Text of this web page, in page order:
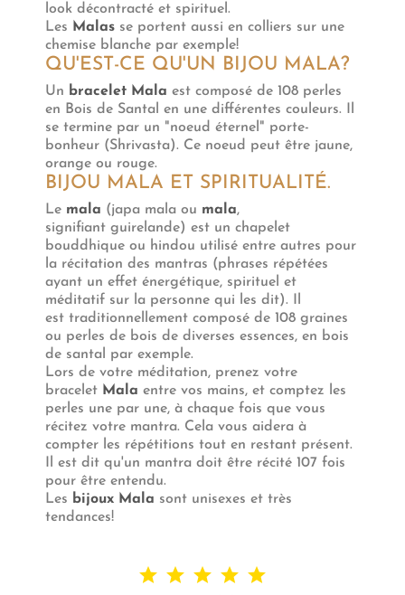
look décontracté et spirituel.
Les Malas se portent aussi en colliers sur une
chemise blanche par exemple!
QU'EST-CE QU'UN BIJOU MALA?
Un bracelet Mala est composé de 108 perles
en Bois de Santal en une différentes couleurs. Il
se termine par un "noeud éternel" porte-
bonheur (Shrivasta). Ce noeud peut être jaune,
orange ou rouge.
BIJOU MALA ET SPIRITUALITÉ.
Le mala (japa mala ou mala,
signifiant guirelande) est un chapelet
bouddhique ou hindou utilisé entre autres pour
la récitation des mantras (phrases répétées
ayant un effet énergétique, spirituel et
méditatif sur la personne qui les dit). Il
est traditionnellement composé de 108 graines
ou perles de bois de diverses essences, en bois
de santal par exemple.
Lors de votre méditation, prenez votre
bracelet Mala entre vos mains, et comptez les
perles une par une, à chaque fois que vous
récitez votre mantra. Cela vous aidera à
compter les répétitions tout en restant présent.
Il est dit qu'un mantra doit être récité 107 fois
pour être entendu.
Les bijoux Mala sont unisexes et très
tendances!